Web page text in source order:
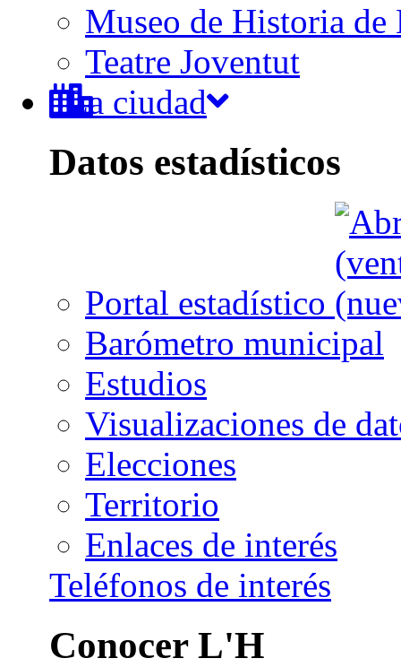
Museo de Historia de
Teatre Joventut
La ciudad
Datos estadísticos
Portal estadístico
Barómetro municipal
Estudios
Visualizaciones de
Elecciones
Territorio
Enlaces de interés
Teléfonos de interés
Conocer L'H